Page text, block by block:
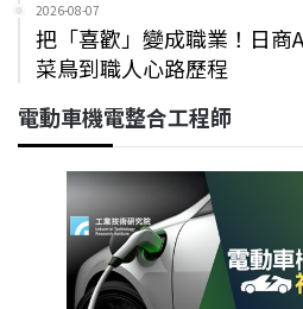
2026-08-07
把「喜歡」變成職業！日
菜鳥到職人心路歷程
電動車機電整合工程師